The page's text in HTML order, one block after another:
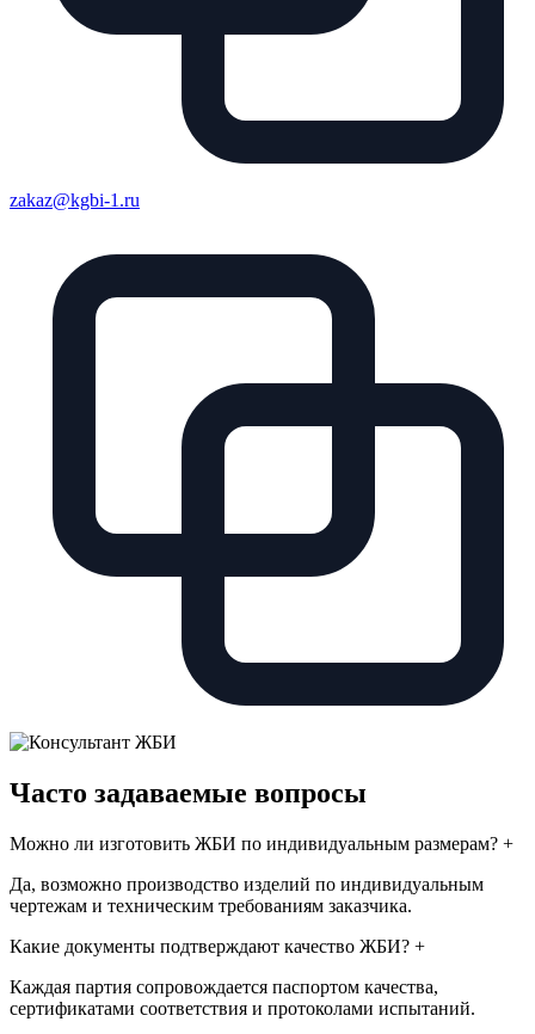
zakaz@kgbi-1.ru
Часто задаваемые вопросы
Можно ли изготовить ЖБИ по индивидуальным размерам? +
Да, возможно производство изделий по индивидуальным
чертежам и техническим требованиям заказчика.
Какие документы подтверждают качество ЖБИ? +
Каждая партия сопровождается паспортом качества,
сертификатами соответствия и протоколами испытаний.